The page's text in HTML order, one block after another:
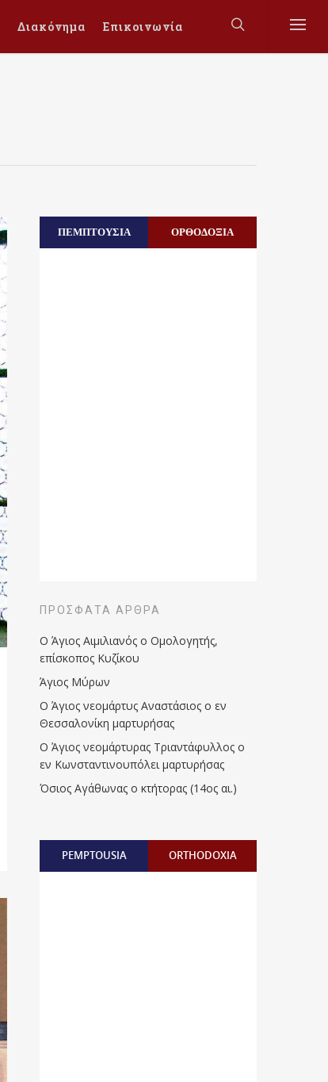
Διακόνημα Επικοινωνία
ΠΕΜΠΤΟΥΣΙΑ ΟΡΘΟΔΟΞΙΑ
ΠΡΌΣΦΑΤΑ ΆΡΘΡΑ
Ο Άγιος Αιμιλιανός ο Ομολογητής,
επίσκοπος Κυζίκου
Άγιος Μύρων
Ο Άγιος νεομάρτυς Αναστάσιος ο εν
Θεσσαλονίκη μαρτυρήσας
Ο Άγιος νεομάρτυρας Τριαντάφυλλος ο
εν Κωνσταντινουπόλει μαρτυρήσας
Όσιος Αγάθωνας ο κτήτορας (14ος αι.)
PEMPTOUSIA ORTHODOXIA